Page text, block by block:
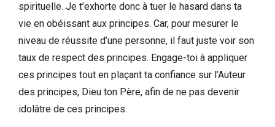
spirituelle. Je t’exhorte donc à tuer le hasard dans ta
vie en obéissant aux principes. Car, pour mesurer le
niveau de réussite d’une personne, il faut juste voir son
taux de respect des principes. Engage-toi à appliquer
ces principes tout en plaçant ta confiance sur l’Auteur
des principes, Dieu ton Père, afin de ne pas devenir
idolâtre de ces principes.